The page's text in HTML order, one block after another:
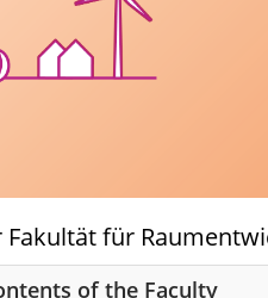
für
of the Faculty